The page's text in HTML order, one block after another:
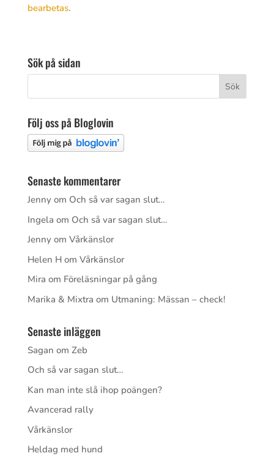
bearbetas.
Sök på sidan
Följ oss på Bloglovin
Senaste kommentarer
Jennyom Och så var sagan slut…
Ingela om Och så var sagan slut…
Jennyom Vårkänslor
Helen Hom Vårkänslor
Mira om Föreläsningar på gång
Marika & Mixtra om Utmaning: Mässan – check!
Senaste inläggen
Sagan om Zeb
Och så var sagan slut…
Kan man inte slå ihop poängen?
Avancerad rally
Vårkänslor
Heldag med hund